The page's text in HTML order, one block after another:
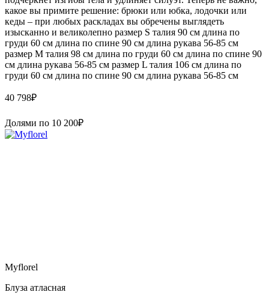
какое вы примите решение: брюки или юбка, лодочки или
кеды – при любых раскладах вы обречены выглядеть
изысканно и великолепно размер S талия 90 см длина по
груди 60 см длина по спине 90 см длина рукава 56-85 см
размер M талия 98 см длина по груди 60 см длина по спине 90
см длина рукава 56-85 см размер L талия 106 см длина по
груди 60 см длина по спине 90 см длина рукава 56-85 см
40 798₽
Долями по 10 200₽
Myflorel
Блуза атласная